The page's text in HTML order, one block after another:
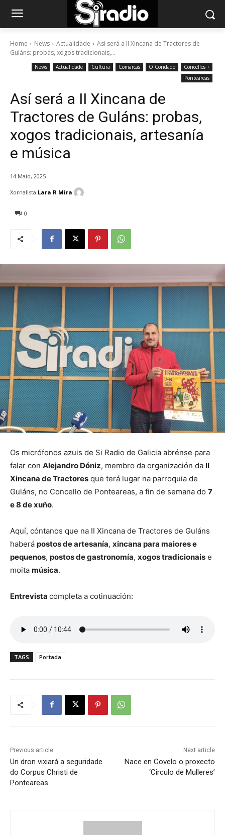
Home News Actualidade
Así será a II Xincana de Tractores de
Guláns: probas, xogos tradicionais,...
News Actualidade Cultura Comarcas O Condado
Concellos +
Ponteareas
Así será a II Xincana de
Tractores de Guláns: probas,
xogos tradicionais, artesanía
e música
14 Maio, 2025
0
Xornalista Lara R Mira
Os micrófonos azuis de Si Radio de Galicia abrénse para
falar con Alejandro Dóniz, membro da organización da II
Xincana de Tractores que terá lugar na parroquia de
Guláns, no Concello de Ponteareas, a fin de semana do 7
e 8 de xuño.
Aquí, cóntanos que na II Xincana de Tractores de Guláns
haberá postos de artesanía, xincana para maiores e
pequenos, postos de gastronomía, xogos tradicionais e
moita música.
Entrevista completa a cotinuación:
TAGS Portada
Previous article
Un dron vixiará a seguridade
do Corpus Christi de
Ponteareas
Next article
Nace en Covelo o proxecto
‘Circulo de Mulleres’